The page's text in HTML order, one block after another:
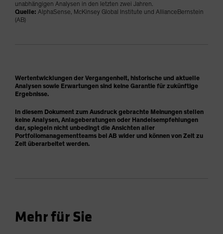
unabhängigen Analysen in den letzten zwei Jahren.
Quelle: AlphaSense, McKinsey Global Institute und AllianceBernstein
(AB)
Wertentwicklungen der Vergangenheit, historische und aktuelle
Analysen sowie Erwartungen sind keine Garantie für zukünftige
Ergebnisse.
In diesem Dokument zum Ausdruck gebrachte Meinungen stellen
keine Analysen, Anlageberatungen oder Handelsempfehlungen
dar, spiegeln nicht unbedingt die Ansichten aller
Portfoliomanagementteams bei AB wider und können von Zeit zu
Zeit überarbeitet werden.
Mehr für Sie